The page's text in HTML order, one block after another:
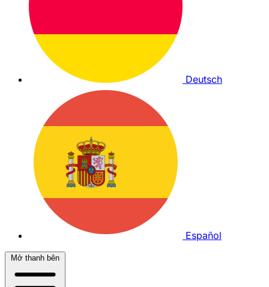
Deutsch
Español
Mở thanh bên